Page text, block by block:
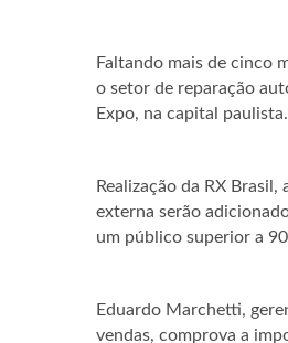
Faltando mais de cinco
o setor de reparação
Expo, na capital paulista.
Realização da RX
externa serão
um público superior a
Eduardo Marchetti,
vendas, comprova a